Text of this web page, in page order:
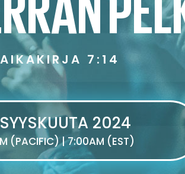
7:14
2024
(PACIFIC) | 7:00AM (EST)